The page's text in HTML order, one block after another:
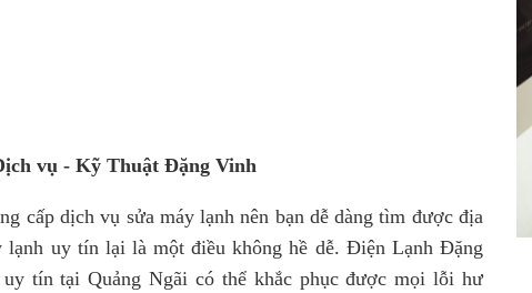
vụ - Kỹ Thuật Đặng Vinh
cấp dịch vụ sửa máy lạnh nên bạn dễ dàng tìm được địa
uy tín lại là một điều không hề dễ. Điện Lạnh Đặng
tín tại Quảng Ngãi có thể khắc phục được mọi lỗi hư